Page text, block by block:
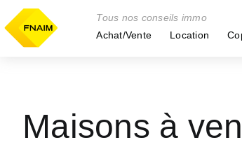
Tous nos conseils immo
Achat/Vente
Location
Maisons à